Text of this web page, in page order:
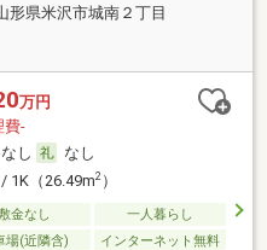
形県米沢市城南２丁目
万円
費-
なし
なし
1K（26.49m2）
金なし
一人暮らし
場(近隣含) インターネット無料